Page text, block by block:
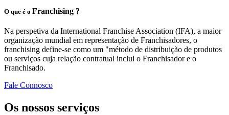
O que é o Franchising ?
Na perspetiva da International Franchise Association (IFA), a maior
organização mundial em representação de Franchisadores, o
franchising define-se como um "método de distribuição de produtos
ou serviços cuja relação contratual inclui o Franchisador e o
Franchisado.
Fale Connosco
Os nossos serviços